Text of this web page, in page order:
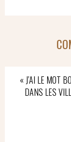
« J’AI LE MOT
DANS LES